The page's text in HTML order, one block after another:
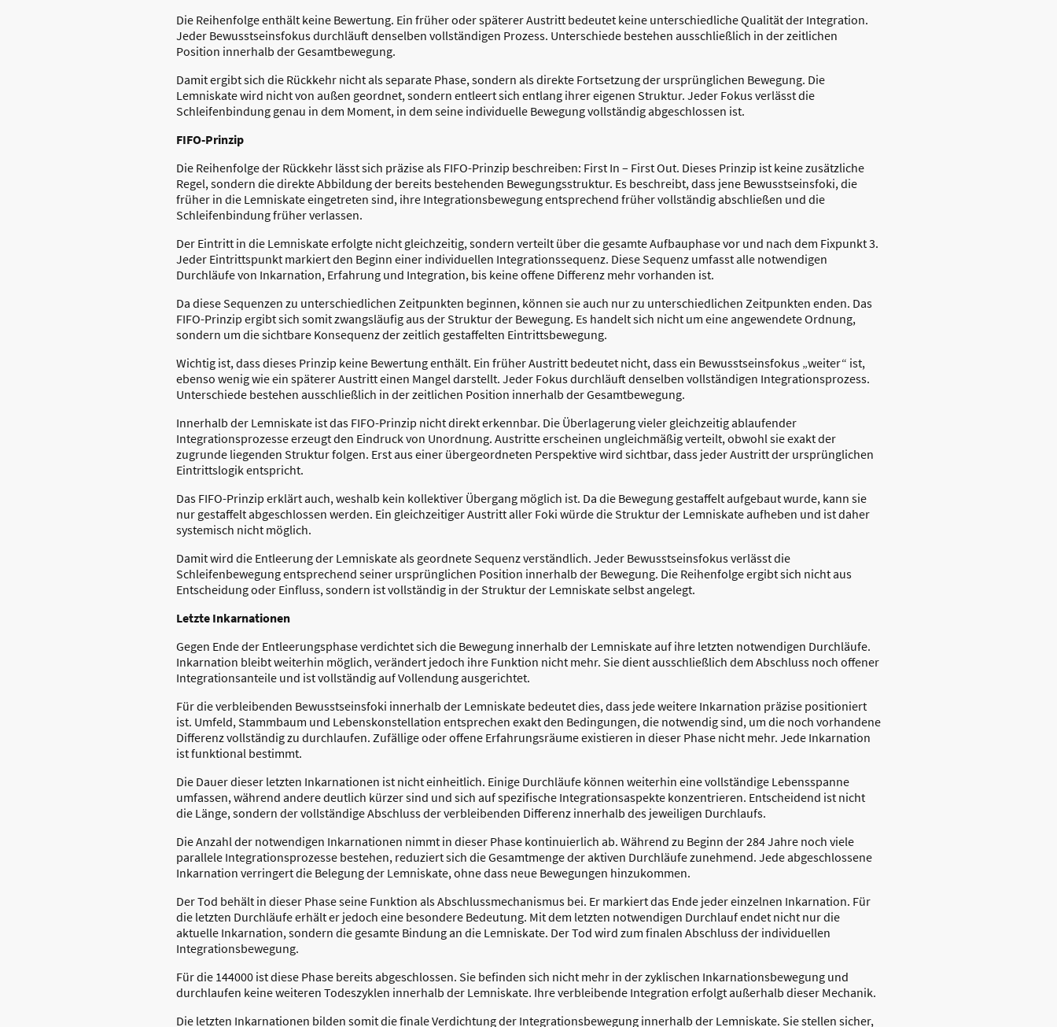
Die Reihenfolge enthält keine Bewertung. Ein früher oder späterer Austritt bedeutet keine unterschiedliche Qualität der Integration.
Jeder Bewusstseinsfokus durchläuft denselben vollständigen Prozess. Unterschiede bestehen ausschließlich in der zeitlichen
Position innerhalb der Gesamtbewegung.
Damit ergibt sich die Rückkehr nicht als separate Phase, sondern als direkte Fortsetzung der ursprünglichen Bewegung. Die
Lemniskate wird nicht von außen geordnet, sondern entleert sich entlang ihrer eigenen Struktur. Jeder Fokus verlässt die
Schleifenbindung genau in dem Moment, in dem seine individuelle Bewegung vollständig abgeschlossen ist.
FIFO-Prinzip
Die Reihenfolge der Rückkehr lässt sich präzise als FIFO-Prinzip beschreiben: First In – First Out. Dieses Prinzip ist keine zusätzliche
Regel, sondern die direkte Abbildung der bereits bestehenden Bewegungsstruktur. Es beschreibt, dass jene Bewusstseinsfoki, die
früher in die Lemniskate eingetreten sind, ihre Integrationsbewegung entsprechend früher vollständig abschließen und die
Schleifenbindung früher verlassen.
Der Eintritt in die Lemniskate erfolgte nicht gleichzeitig, sondern verteilt über die gesamte Aufbauphase vor und nach dem Fixpunkt 3.
Jeder Eintrittspunkt markiert den Beginn einer individuellen Integrationssequenz. Diese Sequenz umfasst alle notwendigen
Durchläufe von Inkarnation, Erfahrung und Integration, bis keine offene Differenz mehr vorhanden ist.
Da diese Sequenzen zu unterschiedlichen Zeitpunkten beginnen, können sie auch nur zu unterschiedlichen Zeitpunkten enden. Das
FIFO-Prinzip ergibt sich somit zwangsläufig aus der Struktur der Bewegung. Es handelt sich nicht um eine angewendete Ordnung,
sondern um die sichtbare Konsequenz der zeitlich gestaffelten Eintrittsbewegung.
Wichtig ist, dass dieses Prinzip keine Bewertung enthält. Ein früher Austritt bedeutet nicht, dass ein Bewusstseinsfokus „weiter“ ist,
ebenso wenig wie ein späterer Austritt einen Mangel darstellt. Jeder Fokus durchläuft denselben vollständigen Integrationsprozess.
Unterschiede bestehen ausschließlich in der zeitlichen Position innerhalb der Gesamtbewegung.
Innerhalb der Lemniskate ist das FIFO-Prinzip nicht direkt erkennbar. Die Überlagerung vieler gleichzeitig ablaufender
Integrationsprozesse erzeugt den Eindruck von Unordnung. Austritte erscheinen ungleichmäßig verteilt, obwohl sie exakt der
zugrunde liegenden Struktur folgen. Erst aus einer übergeordneten Perspektive wird sichtbar, dass jeder Austritt der ursprünglichen
Eintrittslogik entspricht.
Das FIFO-Prinzip erklärt auch, weshalb kein kollektiver Übergang möglich ist. Da die Bewegung gestaffelt aufgebaut wurde, kann sie
nur gestaffelt abgeschlossen werden. Ein gleichzeitiger Austritt aller Foki würde die Struktur der Lemniskate aufheben und ist daher
systemisch nicht möglich.
Damit wird die Entleerung der Lemniskate als geordnete Sequenz verständlich. Jeder Bewusstseinsfokus verlässt die
Schleifenbewegung entsprechend seiner ursprünglichen Position innerhalb der Bewegung. Die Reihenfolge ergibt sich nicht aus
Entscheidung oder Einfluss, sondern ist vollständig in der Struktur der Lemniskate selbst angelegt.
Letzte Inkarnationen
Gegen Ende der Entleerungsphase verdichtet sich die Bewegung innerhalb der Lemniskate auf ihre letzten notwendigen Durchläufe.
Inkarnation bleibt weiterhin möglich, verändert jedoch ihre Funktion nicht mehr. Sie dient ausschließlich dem Abschluss noch offener
Integrationsanteile und ist vollständig auf Vollendung ausgerichtet.
Für die verbleibenden Bewusstseinsfoki innerhalb der Lemniskate bedeutet dies, dass jede weitere Inkarnation präzise positioniert
ist. Umfeld, Stammbaum und Lebenskonstellation entsprechen exakt den Bedingungen, die notwendig sind, um die noch vorhandene
Differenz vollständig zu durchlaufen. Zufällige oder offene Erfahrungsräume existieren in dieser Phase nicht mehr. Jede Inkarnation
ist funktional bestimmt.
Die Dauer dieser letzten Inkarnationen ist nicht einheitlich. Einige Durchläufe können weiterhin eine vollständige Lebensspanne
umfassen, während andere deutlich kürzer sind und sich auf spezifische Integrationsaspekte konzentrieren. Entscheidend ist nicht
die Länge, sondern der vollständige Abschluss der verbleibenden Differenz innerhalb des jeweiligen Durchlaufs.
Die Anzahl der notwendigen Inkarnationen nimmt in dieser Phase kontinuierlich ab. Während zu Beginn der 284 Jahre noch viele
parallele Integrationsprozesse bestehen, reduziert sich die Gesamtmenge der aktiven Durchläufe zunehmend. Jede abgeschlossene
Inkarnation verringert die Belegung der Lemniskate, ohne dass neue Bewegungen hinzukommen.
Der Tod behält in dieser Phase seine Funktion als Abschlussmechanismus bei. Er markiert das Ende jeder einzelnen Inkarnation. Für
die letzten Durchläufe erhält er jedoch eine besondere Bedeutung. Mit dem letzten notwendigen Durchlauf endet nicht nur die
aktuelle Inkarnation, sondern die gesamte Bindung an die Lemniskate. Der Tod wird zum finalen Abschluss der individuellen
Integrationsbewegung.
Für die 144000 ist diese Phase bereits abgeschlossen. Sie befinden sich nicht mehr in der zyklischen Inkarnationsbewegung und
durchlaufen keine weiteren Todeszyklen innerhalb der Lemniskate. Ihre verbleibende Integration erfolgt außerhalb dieser Mechanik.
Die letzten Inkarnationen bilden somit die finale Verdichtung der Integrationsbewegung innerhalb der Lemniskate. Sie stellen sicher,